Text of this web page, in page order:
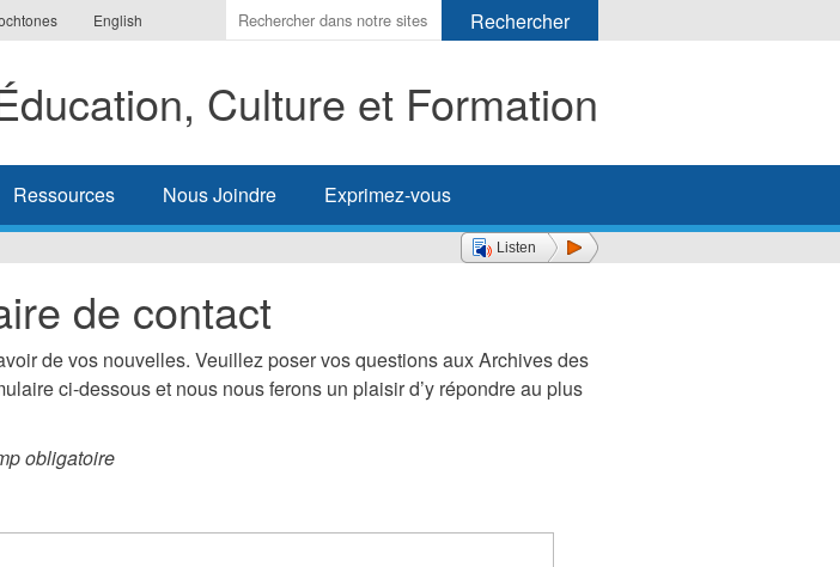
English
Indiquer
les
à
rechercher
Culture et Formation
Ressources Nous Joindre Exprimez-vous
Listen
de contact
de vos nouvelles. Veuillez poser vos questions aux Archives des
ci-dessous et nous nous ferons un plaisir d’y répondre au plus
obligatoire